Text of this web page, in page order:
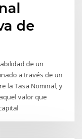
de
de un
a través de un
la Tasa Nominal, y
valor que